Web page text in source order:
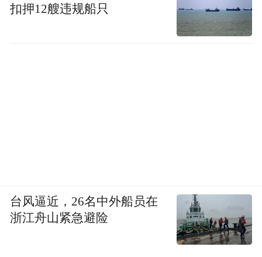
扣押12艘违规船只
台风逼近，26名中外船员在
浙江舟山紧急避险